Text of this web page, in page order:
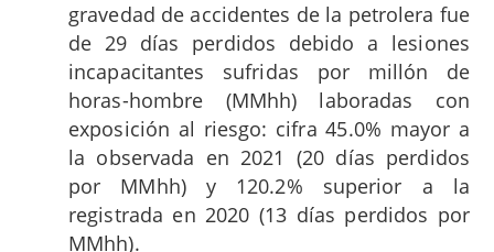
gravedad de accidentes de la petrolera fue
de 29 días perdidos debido a lesiones
incapacitantes sufridas por millón de
horas-hombre (MMhh) laboradas con
exposición al riesgo: cifra 45.0% mayor a
la observada en 2021 (20 días perdidos
por MMhh) y 120.2% superior a la
registrada en 2020 (13 días perdidos por
MMhh).